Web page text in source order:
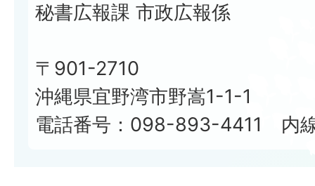
秘書広報課 市政広報係
〒901-2710
沖縄県宜野湾市野嵩1-1-1
電話番号：098-893-4411 内